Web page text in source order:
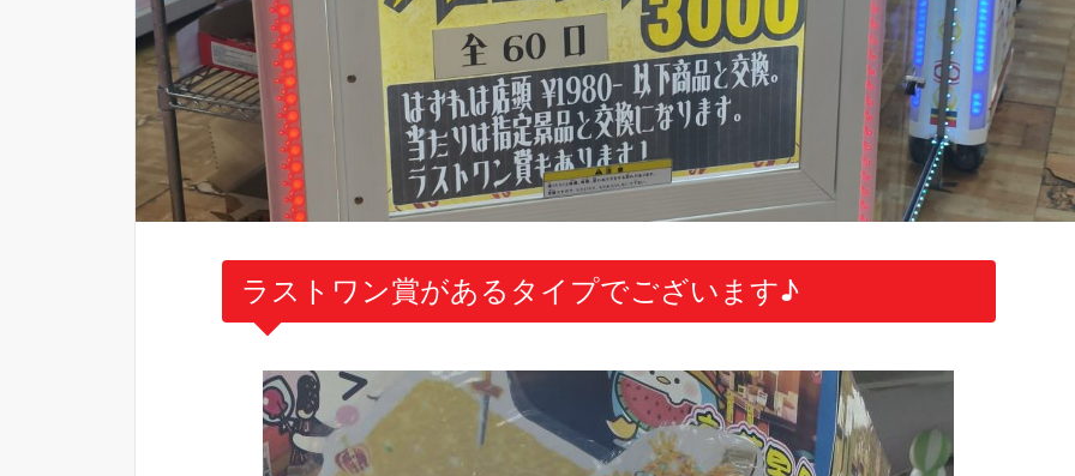
ラストワン賞があるタイプでございます♪